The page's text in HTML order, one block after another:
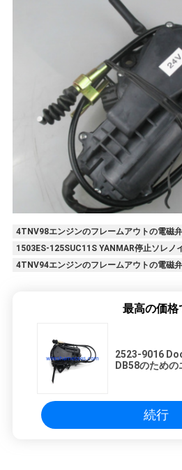
4TNV98エンジンのフレームアウトの電磁弁
1503ES-125SUC11S YANMAR停止ソレノ
4TNV94エンジンのフレームアウトの電磁弁
最高の価格
2523-9016
DB58のため
続行